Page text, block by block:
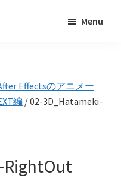
Menu
Effectsのアニメー
編/02-3D_Hatameki-